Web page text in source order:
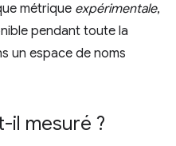
métrique expérimentale,
pendant toute la
un espace de noms
il mesuré ?